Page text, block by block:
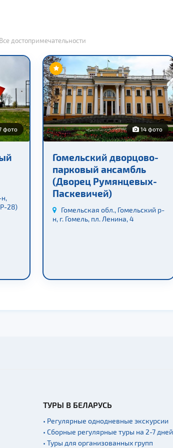
Все достопримечательности
фото
28)
14 фото
Гомельский дворцово-
парковый ансамбль
(Дворец Румянцевых-
Паскевичей)
Гомельская обл., Гомельский р-
н, г. Гомель, пл. Ленина, 4
ТУРЫ В БЕЛАРУСЬ
• Регулярные однодневные экскурсии
• Сборные регулярные туры на 2-7 дней
• Туры для организованных групп